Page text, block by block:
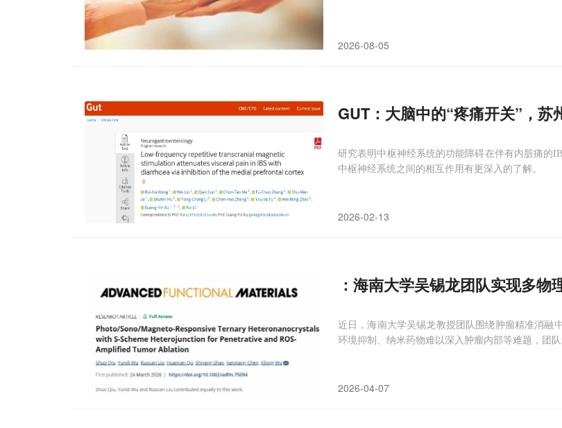
2026-08-05
GUT：大脑中的“疼痛开关”，
研究表明中枢神经系统的功能障碍在伴有内脏痛的
中枢神经系统之间的相互作用有更深入的了解。
2026-02-13
：海南大学吴锡龙团队实现多
近日，海南大学吴锡龙教授团队围绕肿瘤精准消融
环境抑制、纳米药物难以深入肿瘤内部等难题，团
2026-04-07